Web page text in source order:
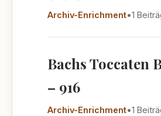
Archiv-Enrichment•1
Bachs Toccaten
– 916
Archiv-Enrichment•1